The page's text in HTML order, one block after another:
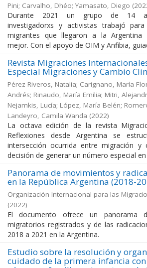
Pini; Carvalho, Dhéo; Yamasato, Diego (
Durante 2021 un grupo de 14
investigadorxs y activistas trabajó
migrantes que llegaron a la Argentina
mejor. Con el apoyo de OIM y Anfibia,
Revista Migraciones
Especial Migraciones y Cambio
Pérez Riveros, Natalia; Carignano, María
Andrés; Rinaudo, María Emilia; Mitri,
Nejamkis, Lucía; López, María Belén;
Landeyro, Camila Wanda (2022)
La octava edición de la revista
Reflexiones desde Argentina se
intersección ocurrida entre migración y
decisión de generar un número especial en
Panorama de movimientos y
en la República Argentina (2018-
Organización Internacional para las
(2022)
El documento ofrece un panorama
migratorios registrados y de las
2018 a 2021 en la Argentina.
Estudio sobre la resolución y
cuidado de la primera infancia